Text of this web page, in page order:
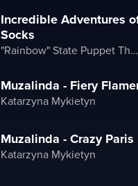
Incredible Adventures
Socks
"Rainbow" State Puppet Theater
Muzalinda - Fiery
Katarzyna Mykietyn
Muzalinda - Crazy Paris
Katarzyna Mykietyn